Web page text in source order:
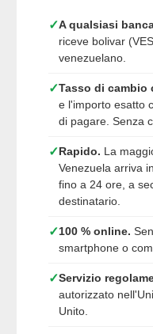
✓A qualsiasi
riceve bolivar
venezuelano.
✓Tasso di cambio
e l'importo esatto
di pagare. Senza
✓Rapido. La
Venezuela arriva
fino a 24 ore, a
destinatario.
✓100 % online.
smartphone o
✓Servizio
autorizzato
Unito.